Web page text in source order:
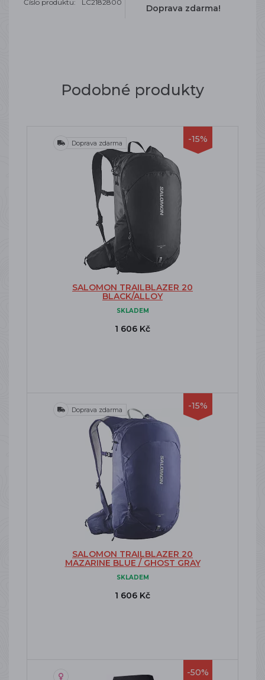
Číslo produktu:
LC2182800
Doprava zdarma!
Podobné produkty
-15%
Doprava zdarma
SALOMON TRAILBLAZER 20
BLACK/ALLOY
SKLADEM
1 606 Kč
-15%
Doprava zdarma
SALOMON TRAILBLAZER 20
MAZARINE BLUE / GHOST GRAY
SKLADEM
1 606 Kč
-50%